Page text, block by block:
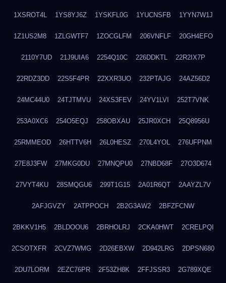
1XSROT4L 1YS8YJ6Z 1YSKFL0G 1YUCNSFB 1YYN7W1J
1Z1US2M8 1ZLGWTF7 1ZOCGLFM 206VNFLF 20GH4EFO
2110Y7UD 21J9UIA6 2254Q10C 226DDKTL 22R2IX7P
22RDZ3DD 22S5F4PR 22XXR3UO 232PTAJG 24AZ56D2
24MC44U0 24TJTMVU 24XS3FEV 24YV1LVI 252T7VNK
253A0XC6 254O5EQJ 258OBXAU 25JR0XCH 25Q8956U
25RMMEOD 26HTTV6H 26L0HESZ 270L4YOL 276UFPNM
27E8J3FW 27MKG0DU 27MNQPU0 27NBD68F 27O3D674
27VYT4KU 28SMQGU6 299T1G15 2A01R6QT 2AAYZL7V
2AFJGVZY 2ATPPOCH 2B2G3AW2 2BFZFCNW
2BKKV1H5 2BLDOOU6 2BRHOLRJ 2CKA0HWT 2CRELPQI
2CSOTXFR 2CVZ7WMG 2D26EBXW 2D942LRG 2DPSN680
2DU7LORM 2EZC76PR 2F53ZH8K 2FFJSSR3 2G789XQE